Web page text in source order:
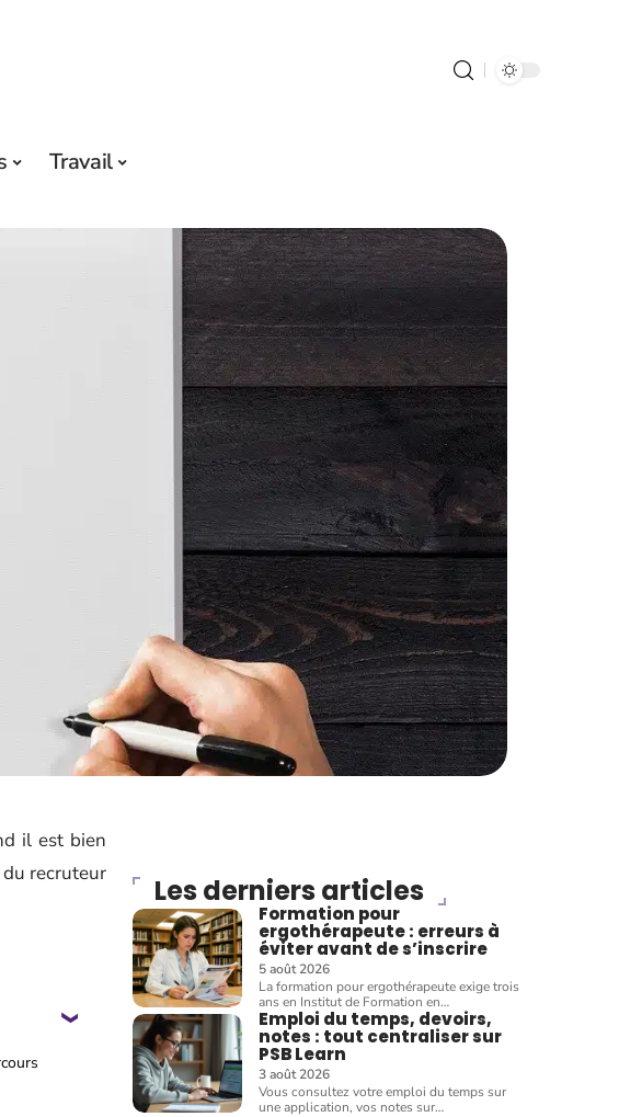
Travail
il est bien
recruteur
Les derniers articles
Formation pour
ergothérapeute : erreurs à
éviter avant de s’inscrire
5 août 2026
La formation pour ergothérapeute exige trois
ans en Institut de Formation en…
Emploi du temps, devoirs,
notes : tout centraliser sur
PSB Learn
3 août 2026
Vous consultez votre emploi du temps sur
une application, vos notes sur…